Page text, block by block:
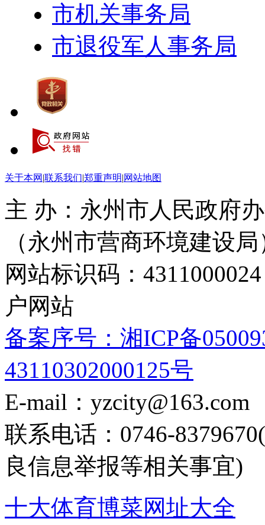
市机关事务局
市退役军人事务局
关于本网 |联系我们|郑重声明|网站地图
主 办：永州市人民政府
（永州市营商环境建设局
网站标识码：
户网站
备案序号：湘ICP备
43110302000125号
E-mail：yzcity@163.com
联系电话：0746-
良信息举报等相关事宜)
十大体育博菜网址大全